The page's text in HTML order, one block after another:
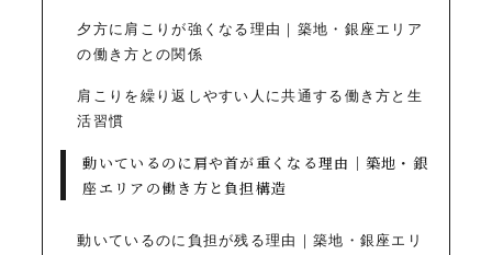
夕方に肩こりが強くなる理由｜築地・銀座エリア
の働き方との関係
肩こりを繰り返しやすい人に共通する働き方と生
活習慣
動いているのに肩や首が重くなる理由｜築地・銀
座エリアの働き方と負担構造
動いているのに負担が残る理由｜築地・銀座エリ